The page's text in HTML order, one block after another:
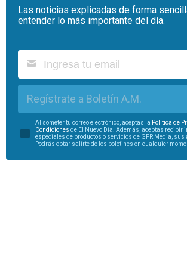
Las noticias explicadas de forma
entender lo más importante del día.
Regístrate a Boletín A.M.
Al someter tu correo electrónico, aceptas la Política de
Condiciones de El Nuevo Día. Además, aceptas recibir
especiales de productos o servicios de GFR Media, sus
Podrás optar salirte de los boletines en cualquier